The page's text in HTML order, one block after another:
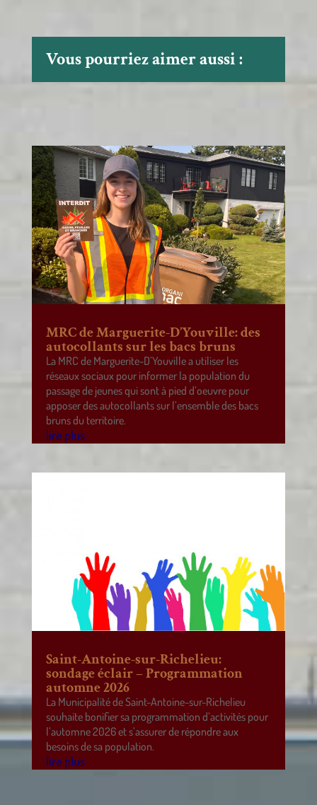
Vous pourriez aimer aussi :
MRC de Marguerite-D’Youville: des
autocollants sur les bacs bruns
La MRC de Marguerite-D’Youville a utiliser les
réseaux sociaux pour informer la population du
passage de jeunes qui sont à pied d’oeuvre pour
apposer des autocollants sur l’ensemble des bacs
bruns du territoire.
lire plus
Saint-Antoine-sur-Richelieu:
sondage éclair – Programmation
automne 2026
La Municipalité de Saint-Antoine-sur-Richelieu
souhaite bonifier sa programmation d’activités pour
l’automne 2026 et s’assurer de répondre aux
besoins de sa population.
lire plus